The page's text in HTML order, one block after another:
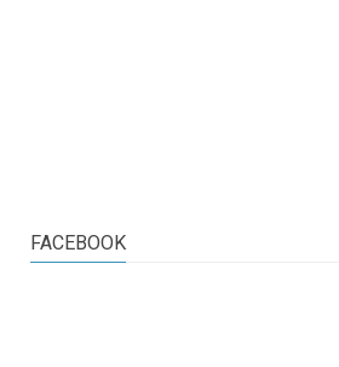
FACEBOOK